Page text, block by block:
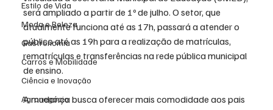
Estilo de Vida
Moda e Beleza
Gastronomia
Carros e Mobilidade
Ciência e Inovação
Agronegócio
será ampliado a partir de 1º de julho. O setor, que
atualmente funciona até as 17h, passará a atender o
público até as 19h para a realização de matrículas,
rematrículas e transferências na rede pública municipal
de ensino.
A mudança busca oferecer mais comodidade aos pais